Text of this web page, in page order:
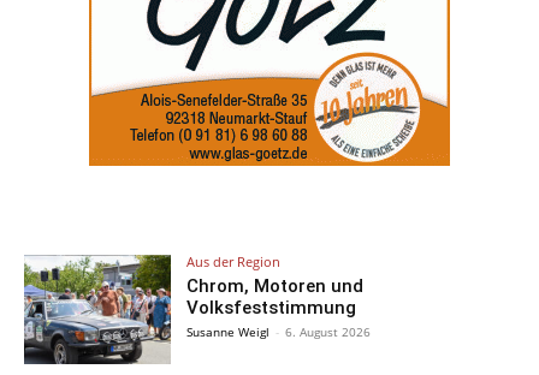
Aus der Region
Chrom, Motoren und
Volksfeststimmung
Susanne Weigl - 6. August 2026